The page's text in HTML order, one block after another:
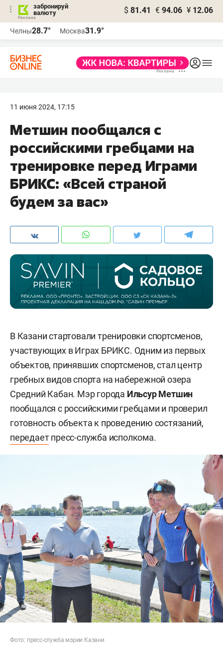
забронируй
валюту
$ 81.41 € 94.06 ¥ 12.06
Челны28.7° Москва31.9°
11 июня 2024, 17:15
Метшин пообщался с
российскими гребцами на
тренировке перед Играми
БРИКС: «Всей страной
будем за вас»
В Казани стартовали тренировки спортсменов,
участвующих в Играх БРИКС. Одним из первых
объектов, принявших спортсменов, стал центр
гребных видов спорта на набережной озера
Средний Кабан. Мэр города Ильсур Метшин
пообщался с российскими гребцами и проверил
готовность объекта к проведению состязаний,
передаетпресс-служба исполкома.
Фото: пресс-служба мэрии Казани